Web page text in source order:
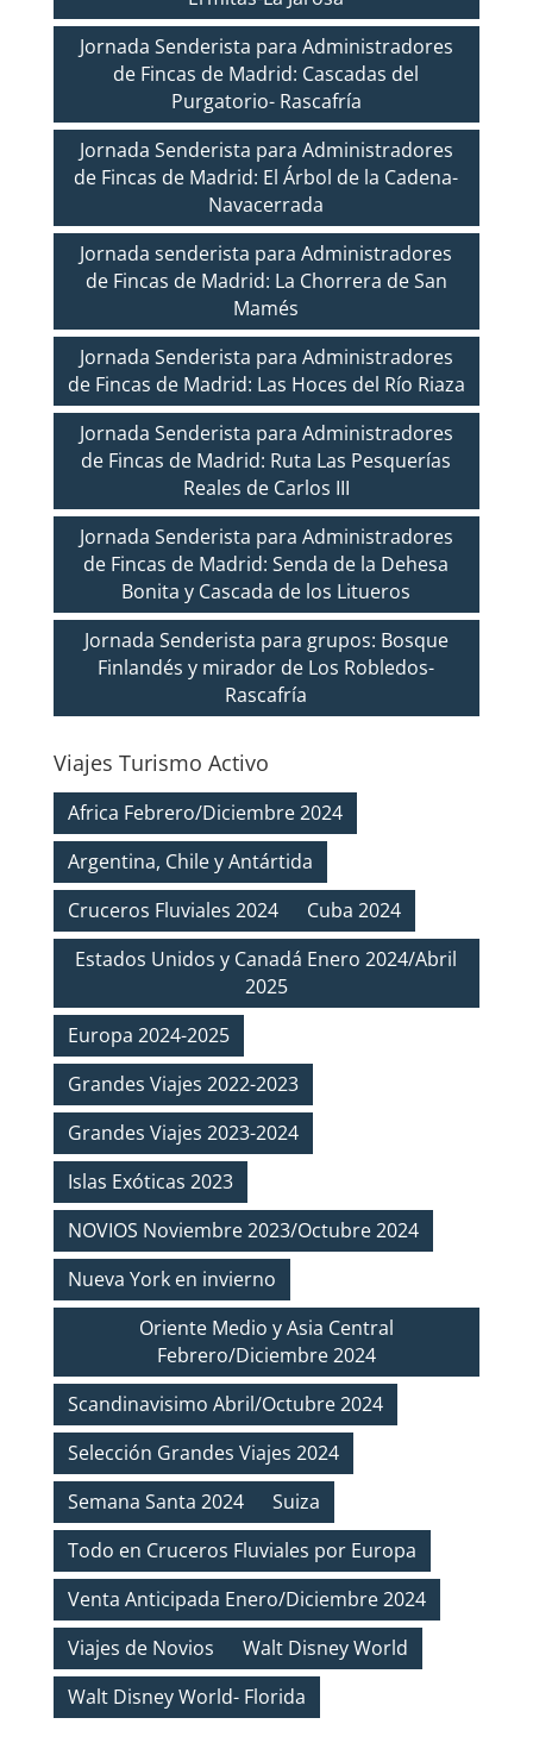
Jornada Senderista para Administradores
de Fincas de Madrid: Cascadas del
Purgatorio- Rascafría
Jornada Senderista para Administradores
de Fincas de Madrid: El Árbol de la Cadena-
Navacerrada
Jornada senderista para Administradores
de Fincas de Madrid: La Chorrera de San
Mamés
Jornada Senderista para Administradores
de Fincas de Madrid: Las Hoces del Río Riaza
Jornada Senderista para Administradores
de Fincas de Madrid: Ruta Las Pesquerías
Reales de Carlos III
Jornada Senderista para Administradores
de Fincas de Madrid: Senda de la Dehesa
Bonita y Cascada de los Litueros
Jornada Senderista para grupos: Bosque
Finlandés y mirador de Los Robledos-
Rascafría
Viajes Turismo Activo
Africa Febrero/Diciembre 2024
Argentina, Chile y Antártida
Cruceros Fluviales 2024
Cuba 2024
Estados Unidos y Canadá Enero 2024/Abril
2025
Europa 2024-2025
Grandes Viajes 2022-2023
Grandes Viajes 2023-2024
Islas Exóticas 2023
NOVIOS Noviembre 2023/Octubre 2024
Nueva York en invierno
Oriente Medio y Asia Central
Febrero/Diciembre 2024
Scandinavisimo Abril/Octubre 2024
Selección Grandes Viajes 2024
Semana Santa 2024
Suiza
Todo en Cruceros Fluviales por Europa
Venta Anticipada Enero/Diciembre 2024
Viajes de Novios
Walt Disney World
Walt Disney World- Florida